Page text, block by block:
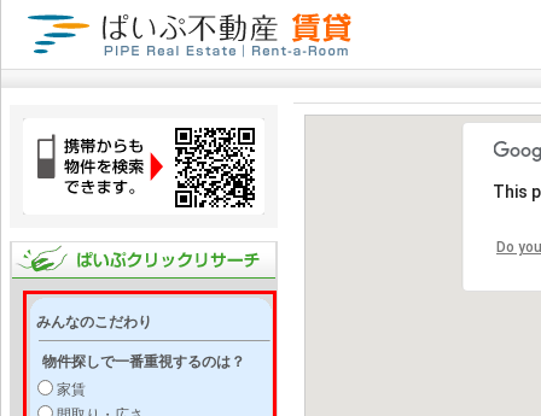
みんなのこだわり
物件探しで一番重視するのは？
家賃
This
Do